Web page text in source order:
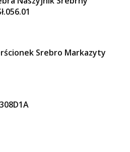
Srebro Markazyty